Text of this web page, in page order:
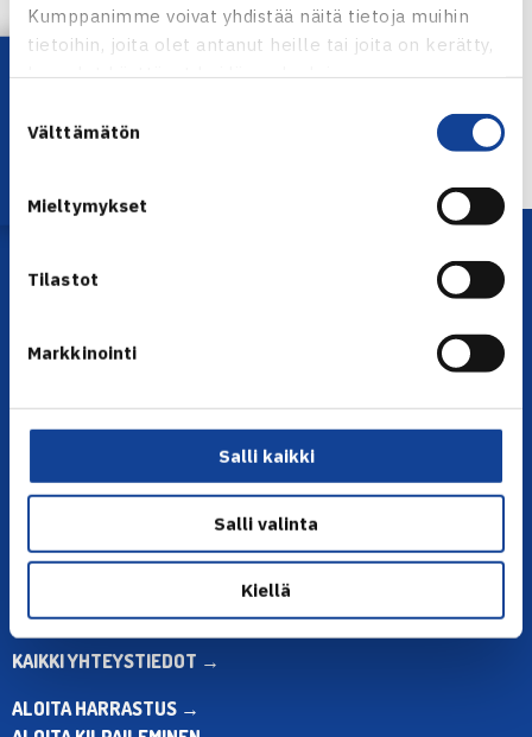
Kumppanimme voivat yhdistää näitä tietoja muihin
tietoihin, joita olet antanut heille tai joita on kerätty,
kun olet käyttänyt heidän palvelujaan.
valinta
Välttämätön
Mieltymykset
Tilastot
Markkinointi
Salli kaikki
Salli valinta
Kiellä
Seuraava uutinen: Baghdatis tasoitti 2-2:een…
Lataa OmaTennis!
YHTEYSTIEDOT
Olympiastadion, Paavo Nurmen tie 1, 00250 Helsinki
Puh. 010 574 3959
ma-pe klo 10.00-12.00
Muina aikoina olkaa yhteydessä
sähköpostitse: toimisto@tennis.fi
KAIKKI YHTEYSTIEDOT →
ALOITA HARRASTUS →